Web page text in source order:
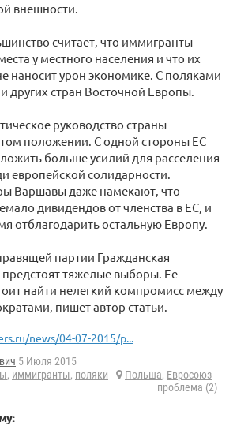
внешности.
считает, что иммигранты
у местного населения и что их
наносит урон экономике. С поляками
других стран Восточной Европы.
руководство страны
положении. С одной стороны ЕС
больше усилий для расселения
европейской солидарности.
Варшавы даже намекают, что
дивидендов от членства в ЕС, и
отблагодарить остальную Европу.
партии Гражданская
тяжелые выборы. Ее
найти нелегкий компромисс между
пишет автор статьи.
news/04-07-2015/p...
5 Июля 2015
, иммигранты, поляки Польша, Евросоюз
проблема (2)